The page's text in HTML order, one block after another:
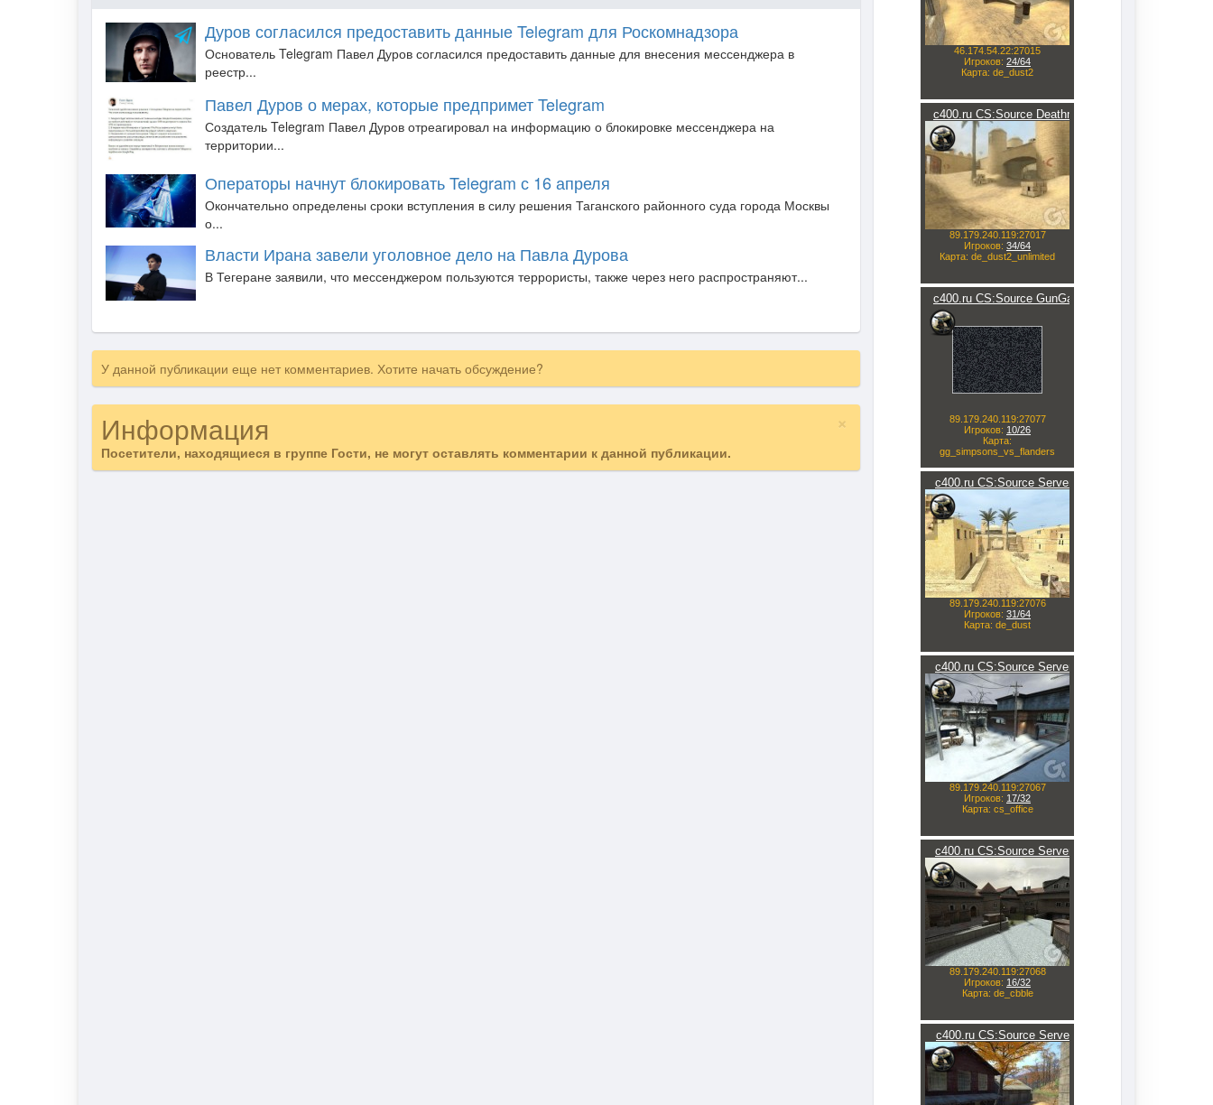
Дуров согласился предоставить данные Telegram для Роскомнадзора
Основатель Telegram Павел Дуров согласился предоставить данные для внесения мессенджера в
реестр...
Павел Дуров о мерах, которые предпримет Telegram
Создатель Telegram Павел Дуров отреагировал на информацию о блокировке мессенджера на
территории...
Операторы начнут блокировать Telegram с 16 апреля
Окончательно определены сроки вступления в силу решения Таганского районного суда города Москвы
о...
Власти Ирана завели уголовное дело на Павла Дурова
В Тегеране заявили, что мессенджером пользуются террористы, также через него распространяют...
У данной публикации еще нет комментариев. Хотите начать обсуждение?
×
Информация
Посетители, находящиеся в группе Гости, не могут оставлять комментарии к данной публикации.